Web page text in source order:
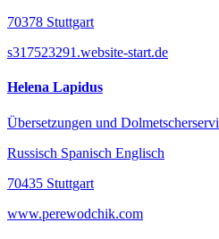
70378 Stuttgart
s317523291.website-start.de
Helena Lapidus
Übersetzungen und
Russisch Spanisch Englisch
70435 Stuttgart
www.perewodchik.com